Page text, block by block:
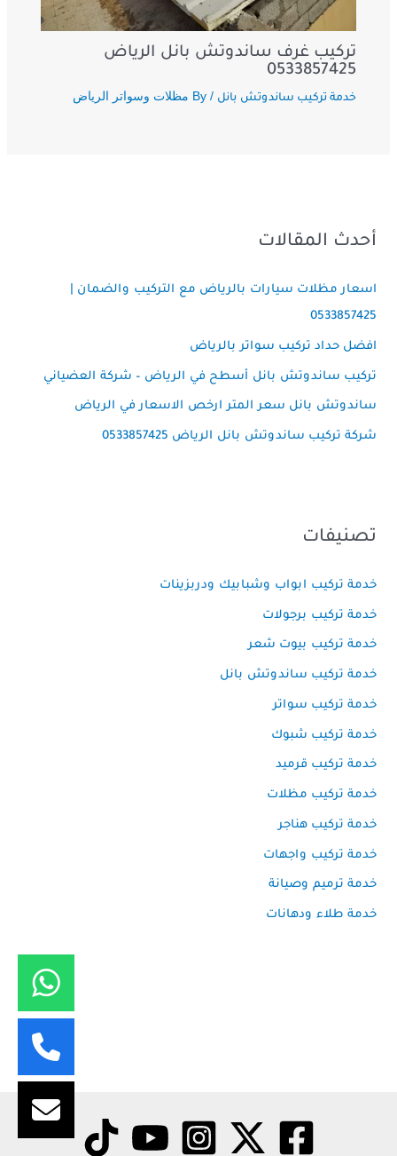
تركيب غرف ساندوتش بانل الرياض
0533857425
خدمة تركيب ساندوتش بانل / By مظلات وسواتر الرياض
أحدث المقالات
اسعار مظلات سيارات بالرياض مع التركيب والضمان |
0533857425
افضل حداد تركيب سواتر بالرياض
تركيب ساندوتش بانل أسطح في الرياض – شركة العضياني
ساندوتش بانل سعر المتر ارخص الاسعار في الرياض
شركة تركيب ساندوتش بانل الرياض 0533857425
تصنيفات
خدمة تركيب ابواب وشبابيك ودربزينات
خدمة تركيب برجولات
خدمة تركيب بيوت شعر
خدمة تركيب ساندوتش بانل
خدمة تركيب سواتر
خدمة تركيب شبوك
خدمة تركيب قرميد
خدمة تركيب مظلات
خدمة تركيب هناجر
خدمة تركيب واجهات
خدمة ترميم وصيانة
خدمة طلاء ودهانات